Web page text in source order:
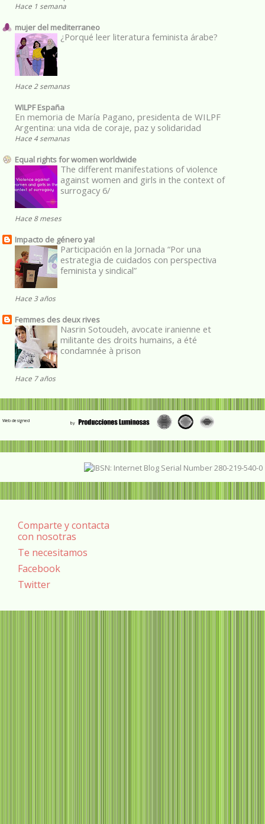
Hace 1 semana
mujer del mediterraneo
¿Porqué leer literatura feminista árabe?
Hace 2 semanas
WILPF España
En memoria de María Pagano, presidenta de WILPF
Argentina: una vida de coraje, paz y solidaridad
Hace 4 semanas
Equal rights for women worldwide
The different manifestations of violence
against women and girls in the context of
surrogacy 6/
Hace 8 meses
Impacto de género ya!
Participación en la Jornada “Por una
estrategia de cuidados con perspectiva
feminista y sindical”
Hace 3 años
Femmes des deux rives
Nasrin Sotoudeh, avocate iranienne et
militante des droits humains, a été
condamnée à prison
Hace 7 años
Web designed
Comparte y contacta
con nosotras
Te necesitamos
Facebook
Twitter